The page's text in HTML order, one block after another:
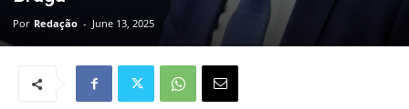
Por Redação - June 13, 2025